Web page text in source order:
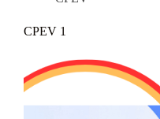
CPEV 1